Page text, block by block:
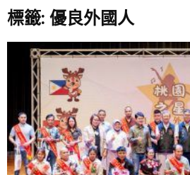
標籤: 優良外國人